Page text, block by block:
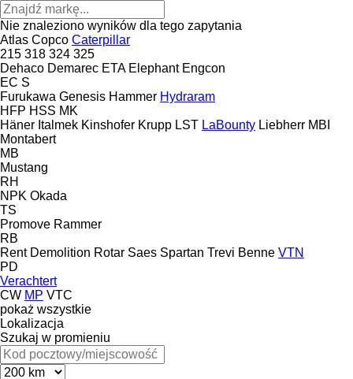
Nie znaleziono wyników dla tego zapytania
Atlas Copco Caterpillar
215 318 324 325
Dehaco Demarec ETA Elephant Engcon
EC S
Furukawa Genesis Hammer Hydraram
HFP HSS MK
Häner Italmek Kinshofer Krupp LST LaBounty Liebherr MBI
Montabert
MB
Mustang
RH
NPK Okada
TS
Promove Rammer
RB
Rent Demolition Rotar Saes Spartan Trevi Benne VTN
PD
Verachtert
CW MP VTC
pokaż wszystkie
Lokalizacja
Szukaj w promieniu